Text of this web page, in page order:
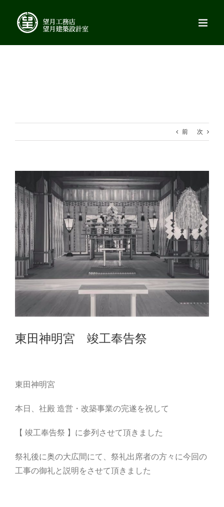
content
前 次
Larger
Image
東田神明宮 竣工奉告祭
東田神明宮
本日、社殿 造営・改築事業の完遂を祝して
【 竣工奉告祭 】に参列させて頂きました
祭礼後に奥の大広間にて、祭礼出席者の方々に今回の
工事の御礼と説明をさせて頂きました